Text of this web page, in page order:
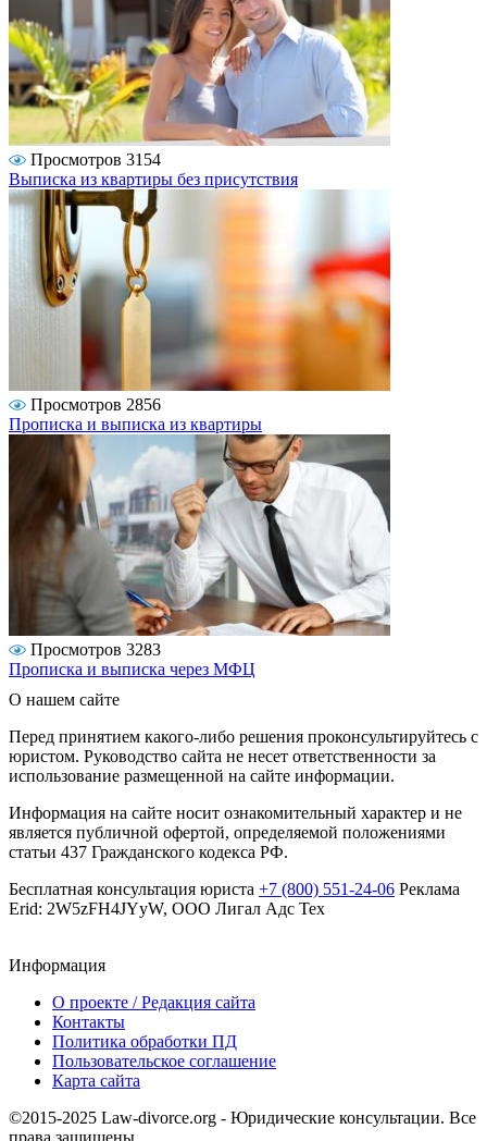
Просмотров 3154
Выписка из квартиры без присутствия
Просмотров 2856
Прописка и выписка из квартиры
Просмотров 3283
Прописка и выписка через МФЦ
О нашем сайте
Перед принятием какого-либо решения проконсультируйтесь с
юристом. Руководство сайта не несет ответственности за
использование размещенной на сайте информации.
Информация на сайте носит ознакомительный характер и не
является публичной офертой, определяемой положениями
статьи 437 Гражданского кодекса РФ.
Бесплатная консультация юриста +7 (800) 551-24-06 Реклама
Erid: 2W5zFH4JYyW, ООО Лигал Адс Тех
Информация
О проекте / Редакция сайта
Контакты
Политика обработки ПД
Пользовательское соглашение
Карта сайта
©2015-2025 Law-divorce.org - Юридические консультации. Все
права защищены.